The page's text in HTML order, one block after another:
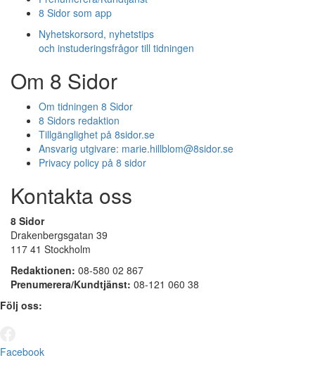
8 Sidor som app
Nyhetskorsord, nyhetstips
och instuderingsfrågor till tidningen
Om 8 Sidor
Om tidningen 8 Sidor
8 Sidors redaktion
Tillgänglighet på 8sidor.se
Ansvarig utgivare: marie.hillblom@8sidor.se
Privacy policy på 8 sidor
Kontakta oss
8 Sidor
Drakenbergsgatan 39
117 41 Stockholm
Redaktionen: 08-580 02 867
Prenumerera/Kundtjänst: 08-121 060 38
Följ oss:
Facebook